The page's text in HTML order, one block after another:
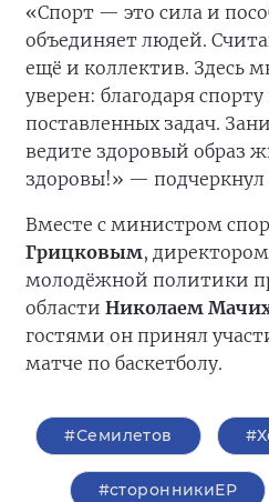
«Спорт — это сила и
объединяет людей.
ещё и коллектив. Здесь
уверен: благодаря спорту
поставленных задач.
ведите здоровый образ
здоровы!» — подчеркнул
Вместе с министром
Грицковым,
молодёжной политики
области Николаем
гостями он принял
матче по баскетболу.
#Семилетов
#сторонникиЕР